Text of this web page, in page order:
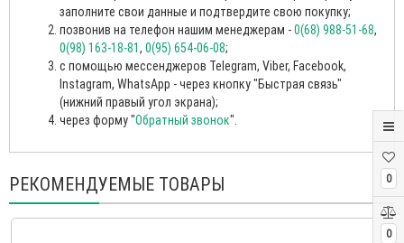
0
0
заполните свои данные и подтвердите свою покупку;
позвонив на телефон нашим менеджерам -0(68) 988-51-68,
0(98) 163-18-81, 0(95) 654-06-08;
с помощью мессенджеров Telegram, Viber, Facebook,
Instagram, WhatsApp - через кнопку "Быстрая связь"
(нижний правый угол экрана);
через форму "Обратный звонок".
РЕКОМЕНДУЕМЫЕ ТОВАРЫ